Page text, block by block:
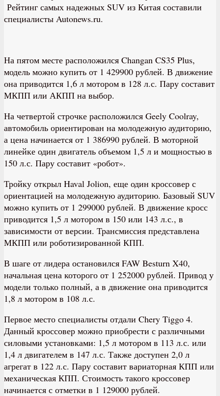
Рейтинг самых надежных SUV из Китая составили
специалисты Autonews.ru.
На пятом месте расположился Changan CS35 Plus,
модель можно купить от 1 429900 рублей. В движение
она приводится 1,6 л мотором в 128 л.с. Пару составит
МКПП или АКПП на выбор.
На четвертой строчке расположился Geely Coolray,
автомобиль ориентирован на молодежную аудиторию,
а цена начинается от 1 386990 рублей. В моторной
линейке один двигатель объемом 1,5 л и мощностью в
150 л.с. Пару составит «робот».
Тройку открыл Haval Jolion, еще один кроссовер с
ориентацией на молодежную аудиторию. Базовый SUV
можно купить от 1 299000 рублей. В движение кросс
приводится 1,5 л мотором в 150 или 143 л.с., в
зависимости от версии. Трансмиссия представлена
МКПП или роботизированной КПП.
В шаге от лидера остановился FAW Besturn X40,
начальная цена которого от 1 252000 рублей. Привод у
модели только полный, а в движение она приводится
1,8 л мотором в 108 л.с.
Первое место специалисты отдали Chery Tiggo 4.
Данный кроссовер можно приобрести с различными
силовыми установками: 1,5 л мотором в 113 л.с. или
1,4 л двигателем в 147 л.с. Также доступен 2,0 л
агрегат в 122 л.с. Пару составит вариаторная КПП или
механическая КПП. Стоимость такого кроссовер
начинается с отметки в 1 129000 рублей.